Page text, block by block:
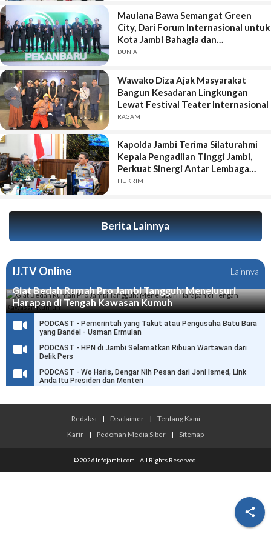

Maulana Bawa Semangat Green
City, Dari Forum Internasional untuk
Kota Jambi Bahagia dan
Berkelanjutan
DUNIA
Wawako Diza Ajak Masyarakat
Bangun Kesadaran Lingkungan
Lewat Festival Teater Internasional
RAGAM
Kapolda Jambi Terima Silaturahmi
Kepala Pengadilan Tinggi Jambi,
Perkuat Sinergi Antar Lembaga
Penegak Hukum
HUKRIM
Berita Lainnya
IJ.TV Online Lainnya
Giat Bedah Rumah Pro Jambi Tangguh: Menelusuri
Harapan di Tengah Kawasan Kumuh
PODCAST - Pemerintah yang Takut atau Pengusaha Batu Bara
yang Bandel - Usman Ermulan
PODCAST - HPN di Jambi Selamatkan Ribuan Wartawan dari
Delik Pers
PODCAST - Wo Haris, Dengar Nih Pesan dari Joni Ismed, Link
Anda Itu Presiden dan Menteri
Redaksi | Disclaimer |
Tentang Kami
Karir
| Pedoman Media Siber | Sitemap
© 2026 Infojambi.com - All Rights Reserved.